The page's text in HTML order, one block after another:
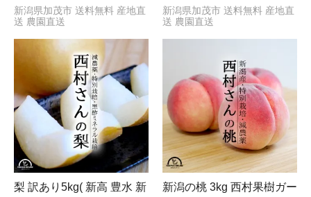
新潟県加茂市 送料無料 産地直
送 農園直送
新潟県加茂市 送料無料 産地直
送 農園直送
梨 訳あり5kg( 新高 豊水 新
新潟の桃 3kg 西村果樹ガー